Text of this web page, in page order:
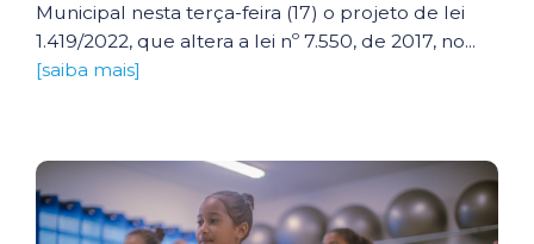
Municipal nesta terça-feira (17) o projeto de lei
1.419/2022, que altera a lei nº 7.550, de 2017, no...
[saiba mais]